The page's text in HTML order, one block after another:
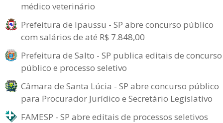
médico veterinário
Prefeitura de Ipaussu - SP abre concurso público
com salários de até R$ 7.848,00
Prefeitura de Salto - SP publica editais de concurso
público e processo seletivo
Câmara de Santa Lúcia - SP abre concurso público
para Procurador Jurídico e Secretário Legislativo
FAMESP - SP abre editais de processos seletivos